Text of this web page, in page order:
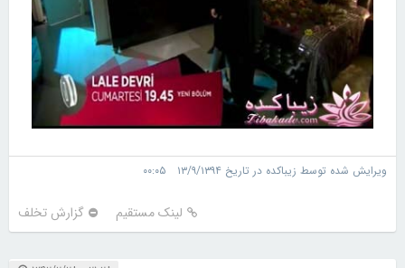
ویرایش شده توسط زیباکده در تاریخ ۱۳/۹/۱۳۹۴ ۰۰:۰۵
لینک مستقیم گزارش تخلف